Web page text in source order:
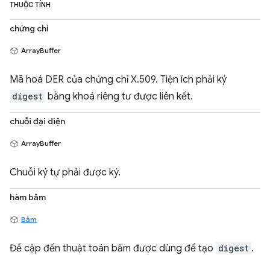
THUỘC TÍNH
chứng chỉ
ArrayBuffer
Mã hoá DER của chứng chỉ X.509. Tiện ích phải ký
digest bằng khoá riêng tư được liên kết.
chuỗi đại diện
ArrayBuffer
Chuỗi ký tự phải được ký.
hàm băm
Băm
Đề cập đến thuật toán băm được dùng để tạo digest .